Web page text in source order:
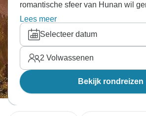
romantische sfeer van Hunan wil
reizen brengen je naar de straatjes
en de charme van Fenghuang zal
betoveren. Vind de tour naar Hunan
voor jullie tweetjes, reis samen en
van dichtbij. Onze reisexperts
doorzocht en hebben handmatig de
avontuurlijke reizen
gekozen.
Lees meer
Selecteer datum
2 Volwassenen
Bekijk rondreizen